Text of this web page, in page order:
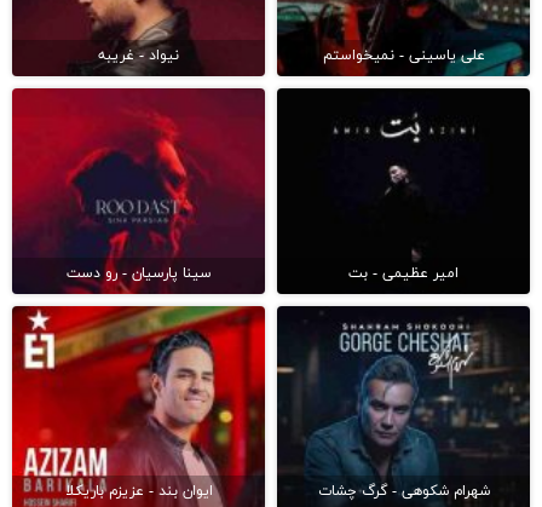
علی یاسینی - نمیخواستم نیواد - غریبه
امیر عظیمی - بت سینا پارسیان - رو دست
شهرام شکوهی - گرگ چشات ایوان بند - عزیزم باریکلا